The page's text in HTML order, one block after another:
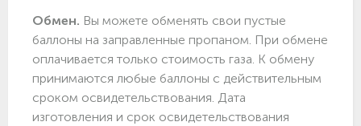
Обмен. Вы можете обменять свои пустые
баллоны на заправленные пропаном. При обмене
оплачивается только стоимость газа. К обмену
принимаются любые баллоны с действительным
сроком освидетельствования. Дата
изготовления и срок освидетельствования